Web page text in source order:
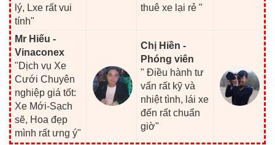
lý, Lxe rất vui
tính"
thuê xe lại rẻ "
Mr Hiếu -
Vinaconex
"Dịch vụ Xe
Cưới Chuyên
nghiệp giá tốt:
Xe Mới-Sạch
sẽ, Hoa đẹp
mình rất ưng ý"
Chị Hiền -
Phóng viên
" Điều hành tư
vấn rất kỹ và
nhiệt tình, lái xe
đến rất chuẩn
giờ"